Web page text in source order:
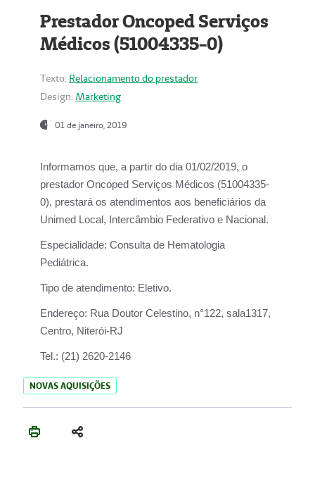
Prestador Oncoped Serviços
Médicos (51004335-0)
Texto: Relacionamento do prestador
Design: Marketing
01 de janeiro, 2019
Informamos que, a partir do dia 01/02/2019, o
prestador Oncoped Serviços Médicos (51004335-
0), prestará os atendimentos aos beneficiários da
Unimed Local, Intercâmbio Federativo e Nacional.
Especialidade: Consulta de Hematologia
Pediátrica.
Tipo de atendimento: Eletivo.
Endereço: Rua Doutor Celestino, n°122, sala1317,
Centro, Niterói-RJ
Tel.: (21) 2620-2146
NOVAS AQUISIÇÕES